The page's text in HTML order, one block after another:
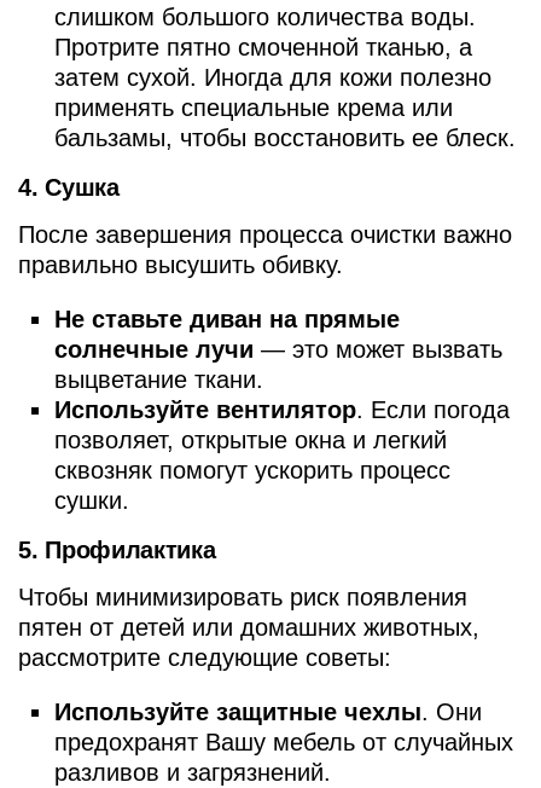
слишком большого количества воды.
Протрите пятно смоченной тканью, а
затем сухой. Иногда для кожи полезно
применять специальные крема или
бальзамы, чтобы восстановить ее блеск.
4. Сушка
После завершения процесса очистки важно
правильно высушить обивку.
Не ставьте диван на прямые
солнечные лучи — это может вызвать
выцветание ткани.
Используйте вентилятор. Если погода
позволяет, открытые окна и легкий
сквозняк помогут ускорить процесс
сушки.
5. Профилактика
Чтобы минимизировать риск появления
пятен от детей или домашних животных,
рассмотрите следующие советы:
Используйте защитные чехлы. Они
предохранят Вашу мебель от случайных
разливов и загрязнений.